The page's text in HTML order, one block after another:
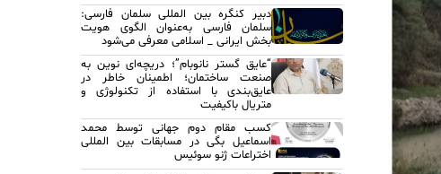
دبیر کنگره بین المللی سلمان فارسی:
سلمان فارسی به‌عنوان الگوی هویت
بخش ایرانی _ اسلامی معرفی می‌شود
“عایق گستر نانوبام”؛ دریچه‌ای نوین به
صنعت ساختمان؛ اطمینان خاطر در
عایق‌بندی با استفاده از تکنولوژی و
متریال باکیفیت
کسب مقام دوم جهانی توسط محمد
اسماعیل بگی در مسابقات بین المللی
اختراعات ژنو سوئیس